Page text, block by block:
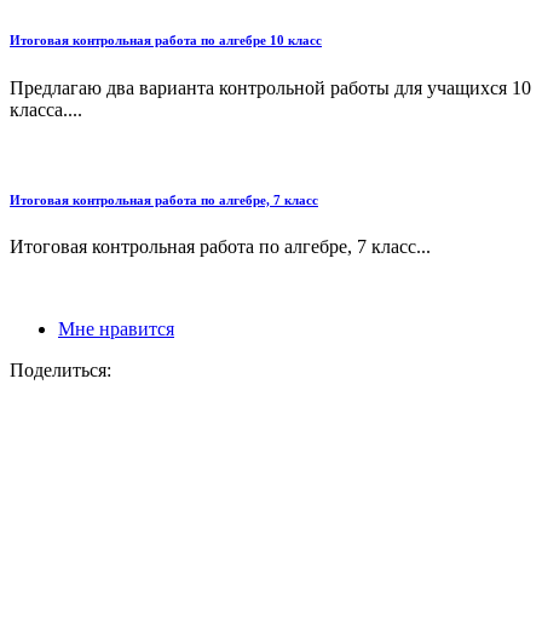
Итоговая контрольная работа по алгебре 10 класс
Предлагаю два варианта контрольной работы для учащихся 10
класса....
Итоговая контрольная работа по алгебре, 7 класс
Итоговая контрольная работа по алгебре, 7 класс...
Мне нравится
Поделиться: